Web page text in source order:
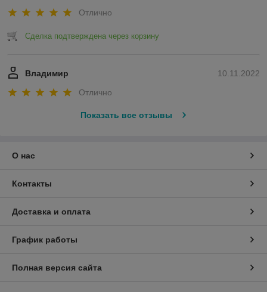
Отлично
Сделка подтверждена через корзину
10.11.2022
Владимир
Отлично
Показать все отзывы
О нас
Контакты
Доставка и оплата
График работы
Полная версия сайта